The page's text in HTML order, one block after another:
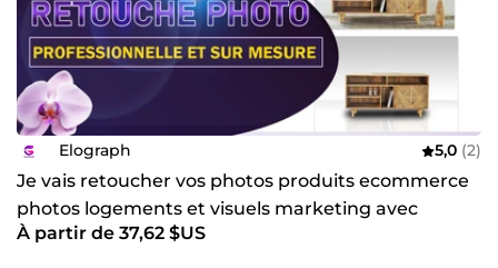
Elograph 5,0 (2)
Je vais retoucher vos photos produits ecommerce
photos logements et visuels marketing avec
photoshop
À partir de 37,62 $US